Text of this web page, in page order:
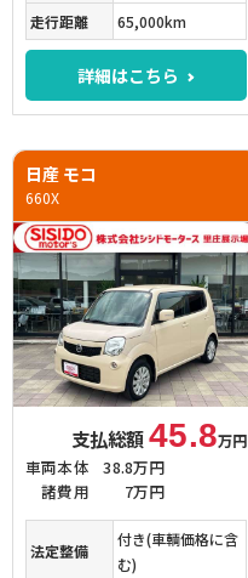
走行距離
65,000km
詳細はこちら
日産 モコ
660X
支払総額45.8万円
車両本体
38.8万円
諸費用
7万円
法定整備
付き(車輌価格に含
む)